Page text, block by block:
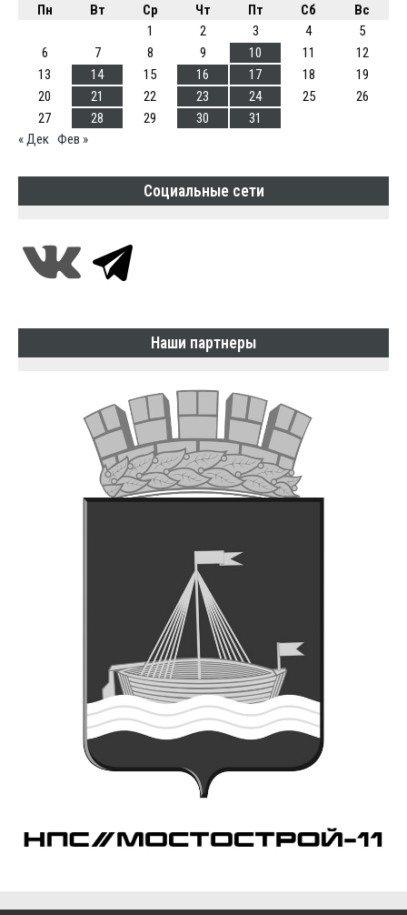
Пн
Вт Ср Чт Пт Сб
Вс
1
2 3 4
5
6
7 8 9 10 11
12
13
14 15 16 17 18
19
20
21 22 23 24 25
26
27
28 29 30
31
« Дек Фев »
Социальные сети
Наши партнеры